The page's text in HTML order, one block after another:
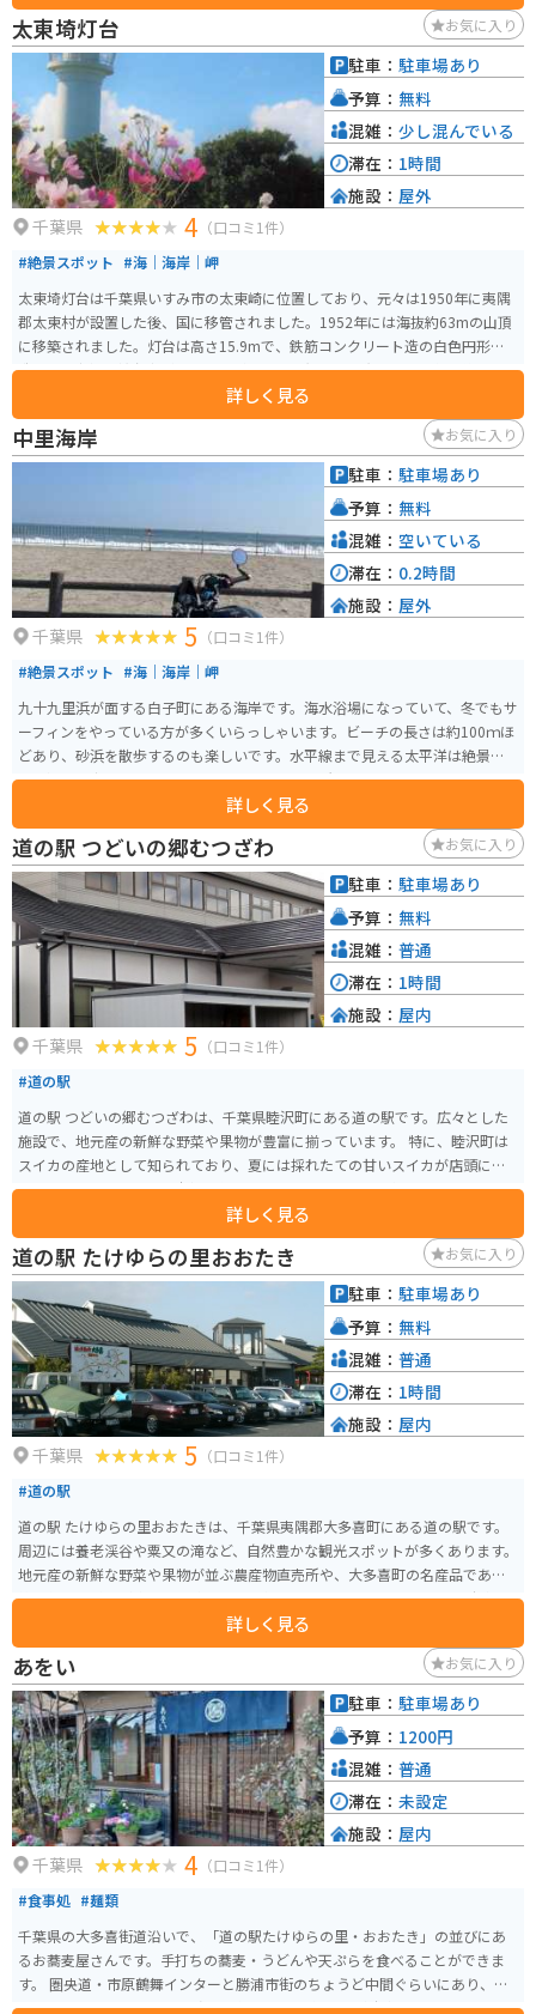
太東埼灯台 お気に入り
千葉県 4 （口コミ1件）
#絶景スポット #海｜海岸｜岬
太東埼灯台は千葉県いすみ市の太東崎に位置しており、元々は1950年に夷隅
郡太東村が設置した後、国に移管されました。1952年には海抜約63mの山頂
に移築されました。灯台は高さ15.9mで、鉄筋コンクリート造の白色円形構
造です。当初は燈台守がいましたが、現在は無人で、光の届く距離は約41km
されました。一帯は南房総国定公園に指定されており、灯台からは太平洋、
九十九里、夷隅川河口、和泉浦を一望できます。また、新年の日の出スポッ
トとしても有名で、地元のNPO法人が特産品販売を行っており、毎年5月4日
には「燈台まつり」が開催されています。8月ごろから咲くコスモスが名物で
詳しく見る
駐車： 駐車場あり
予算： 無料
混雑： 少し混んでいる
滞在： 1時間
施設： 屋外
中里海岸 お気に入り
千葉県 5 （口コミ1件）
#絶景スポット #海｜海岸｜岬
九十九里浜が面する白子町にある海岸です。海水浴場になっていて、冬でもサ
ーフィンをやっている方が多くいらっしゃいます。ビーチの長さは約100ｍほ
どあり、砂浜を散歩するのも楽しいです。水平線まで見える太平洋は絶景で
す。初日の出のスポットとしてもオススメの場所になります。
詳しく見る
駐車： 駐車場あり
予算： 無料
混雑： 空いている
滞在： 0.2時間
施設： 屋外
道の駅 つどいの郷むつざわ お気に入り
千葉県 5 （口コミ1件）
#道の駅
道の駅 つどいの郷むつざわは、千葉県睦沢町にある道の駅です。広々とした
施設で、地元産の新鮮な野菜や果物が豊富に揃っています。 特に、睦沢町は
スイカの産地として知られており、夏には採れたての甘いスイカが店頭に並
びます。また、地元産の米粉を使ったパンやスイーツも人気です。 バイクで
訪れる際には、広々とした駐車場があるので安心です。道の駅周辺には、田
園風景が広がり、のどかなツーリングを楽しむことができます。印旛沼や九
十九里浜も比較的近いので、足を延ばしてみるのも良いでしょう。
詳しく見る
駐車： 駐車場あり
予算： 無料
混雑： 普通
滞在： 1時間
施設： 屋内
道の駅 たけゆらの里おおたき お気に入り
千葉県 5 （口コミ1件）
#道の駅
道の駅 たけゆらの里おおたきは、千葉県夷隅郡大多喜町にある道の駅です。
周辺には養老渓谷や粟又の滝など、自然豊かな観光スポットが多くあります。
地元産の新鮮な野菜や果物が並ぶ農産物直売所や、大多喜町の名産品である
筍を使った料理が楽しめる飲食店も人気です。 バイクで訪れる場合、駐車場
も広く停めやすいので安心です。養老渓谷周辺はワインディングロードも続
くので、ツーリングにも最適なエリアです。 春にはたけのこ、秋には栗な
ど、四季折々の味覚も楽しむことができます。また、大多喜町は「いすみ鉄
道」も有名なので、合わせて観光するのもおすすめです。
詳しく見る
駐車： 駐車場あり
予算： 無料
混雑： 普通
滞在： 1時間
施設： 屋内
あをい お気に入り
千葉県 4 （口コミ1件）
#食事処 #麺類
千葉県の大多喜街道沿いで、「道の駅たけゆらの里・おおたき」の並びにあ
るお蕎麦屋さんです。手打ちの蕎麦・うどんや天ぷらを食べることができま
す。 圏央道・市原鶴舞インターと勝浦市街のちょうど中間ぐらいにあり、い
ずれからもバイクで20分程度の距離です。 店舗の前が駐車場になっており、
駐車： 駐車場あり
予算： 1200円
混雑： 普通
滞在： 未設定
施設： 屋内